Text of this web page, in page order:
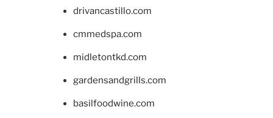
drivancastillo.com
cmmedspa.com
midletontkd.com
gardensandgrills.com
basilfoodwine.com